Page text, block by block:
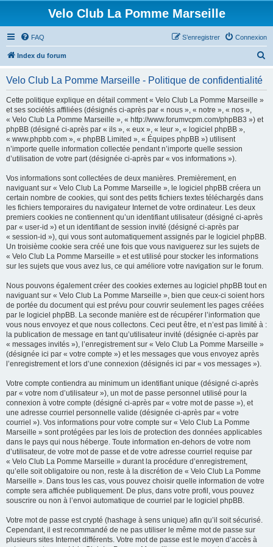
Velo Club La Pomme Marseille
FAQ Connexion
S’enregistrer
Index du forum
Velo Club La Pomme Marseille - Politique de confidentialité
Cette politique explique en détail comment « Velo Club La Pomme Marseille »
et ses sociétés affiliées (désignés ci-après par « nous », « notre », « nos »,
« Velo Club La Pomme Marseille », « http://www.forumvcpm.com/phpBB3 ») et
phpBB (désigné ci-après par « ils », « eux », « leur », « logiciel phpBB »,
« www.phpbb.com », « phpBB Limited », « Équipes phpBB ») utilisent
n’importe quelle information collectée pendant n’importe quelle session
d’utilisation de votre part (désignée ci-après par « vos informations »).
Vos informations sont collectées de deux manières. Premièrement, en
naviguant sur « Velo Club La Pomme Marseille », le logiciel phpBB créera un
certain nombre de cookies, qui sont des petits fichiers textes téléchargés dans
les fichiers temporaires du navigateur Internet de votre ordinateur. Les deux
premiers cookies ne contiennent qu’un identifiant utilisateur (désigné ci-après
par « user-id ») et un identifiant de session invité (désigné ci-après par
« session-id »), qui vous sont automatiquement assignés par le logiciel phpBB.
Un troisième cookie sera créé une fois que vous naviguerez sur les sujets de
« Velo Club La Pomme Marseille » et est utilisé pour stocker les informations
sur les sujets que vous avez lus, ce qui améliore votre navigation sur le forum.
Nous pouvons également créer des cookies externes au logiciel phpBB tout en
naviguant sur « Velo Club La Pomme Marseille », bien que ceux-ci soient hors
de portée du document qui est prévu pour couvrir seulement les pages créées
par le logiciel phpBB. La seconde manière est de récupérer l’information que
vous nous envoyez et que nous collectons. Ceci peut être, et n’est pas limité à :
la publication de message en tant qu’utilisateur invité (désignée ci-après par
« messages invités »), l’enregistrement sur « Velo Club La Pomme Marseille »
(désignée ici par « votre compte ») et les messages que vous envoyez après
l’enregistrement et lors d’une connexion (désignés ici par « vos messages »).
Votre compte contiendra au minimum un identifiant unique (désigné ci-après
par « votre nom d’utilisateur »), un mot de passe personnel utilisé pour la
connexion à votre compte (désigné ci-après par « votre mot de passe »), et
une adresse courriel personnelle valide (désignée ci-après par « votre
courriel »). Vos informations pour votre compte sur « Velo Club La Pomme
Marseille » sont protégées par les lois de protection des données applicables
dans le pays qui nous héberge. Toute information en-dehors de votre nom
d’utilisateur, de votre mot de passe et de votre adresse courriel requise par
« Velo Club La Pomme Marseille » durant la procédure d’enregistrement,
qu’elle soit obligatoire ou non, reste à la discrétion de « Velo Club La Pomme
Marseille ». Dans tous les cas, vous pouvez choisir quelle information de votre
compte sera affichée publiquement. De plus, dans votre profil, vous pouvez
souscrire ou non à l’envoi automatique de courriel par le logiciel phpBB.
Votre mot de passe est crypté (hashage à sens unique) afin qu’il soit sécurisé.
Cependant, il est recommandé de ne pas utiliser le même mot de passe sur
plusieurs sites Internet différents. Votre mot de passe est le moyen d’accès à